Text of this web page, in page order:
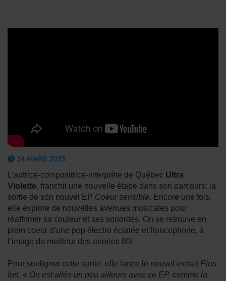
14 MARS 2025
L’autrice-compositrice-interprète de Québec Ultra
Violette, franchit une nouvelle étape dans son parcours: la
sortie de son nouvel EP Coeur sensible. Encore une fois,
elle explore de nouvelles avenues musicales pour
réaffirmer sa couleur et ses sonorités. On se retrouve en
plein coeur d’une pop électro éclatée et francophone, à
l’image du meilleur des années 80!
Pour souligner cette sortie, elle lance le nouvel extrait Plus
fort. « On est allés un peu ailleurs avec ce EP, comme la